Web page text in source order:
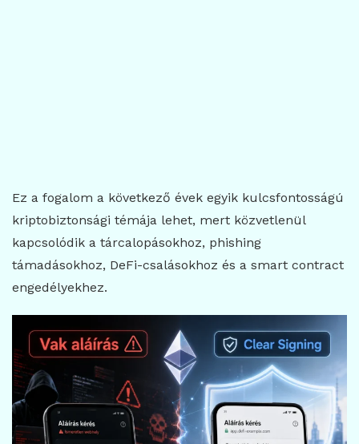
Ez a fogalom a következő évek egyik kulcsfontosságú
kriptobiztonsági témája lehet, mert közvetlenül
kapcsolódik a tárcalopásokhoz, phishing
támadásokhoz, DeFi-csalásokhoz és a smart contract
engedélyekhez.